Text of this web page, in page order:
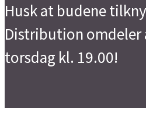
Husk at budene
Distribution omdeler
torsdag kl. 19.00!